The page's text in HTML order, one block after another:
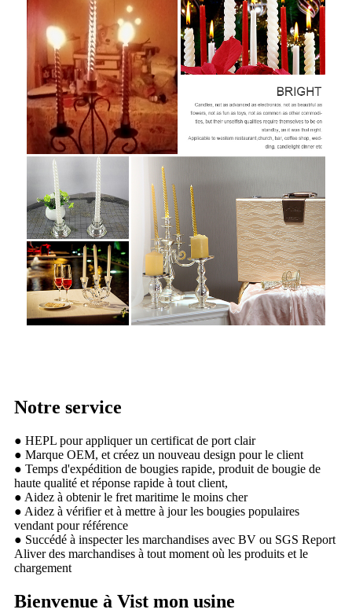
Notre service
● HEPL pour appliquer un certificat de port clair
● Marque OEM, et créez un nouveau design pour le client
● Temps d'expédition de bougies rapide, produit de bougie de
haute qualité et réponse rapide à tout client,
● Aidez à obtenir le fret maritime le moins cher
● Aidez à vérifier et à mettre à jour les bougies populaires
vendant pour référence
● Succédé à inspecter les marchandises avec BV ou SGS Report
Aliver des marchandises à tout moment où les produits et le
chargement
Bienvenue à Vist mon usine